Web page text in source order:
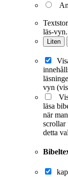
läs-vyn.
Liten
vyn
läsa
när
scrollar
detta